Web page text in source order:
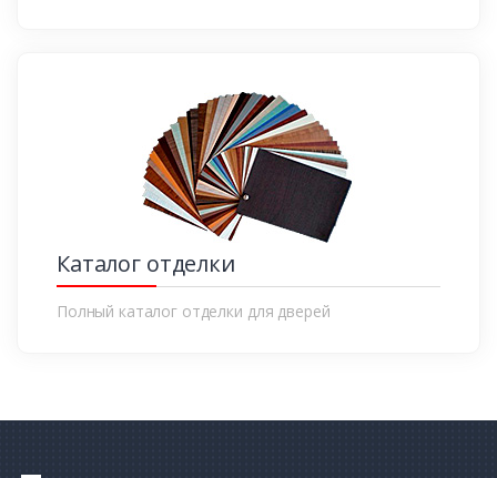
Каталог отделки
Полный каталог отделки для дверей